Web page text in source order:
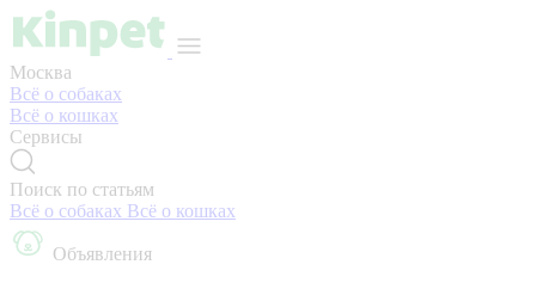
Москва
Всё о собаках
Всё о кошках
Сервисы
Поиск по статьям
Всё о собаках Всё о кошках
Объявления